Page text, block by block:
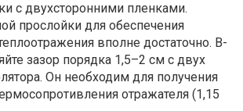
с двухсторонними пленками.
прослойки для обеспечения
вполне достаточно. В-
зазор порядка 1,5–2 см с двух
Он необходим для получения
отражателя (1,15